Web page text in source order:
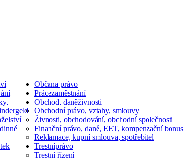
Občana právo
Prácezaměstnání
Obchod, daněživnosti
Obchodní právo, vztahy, smlouvy
Živnosti, obchodování, obchodní společnosti
Finanční právo, daně, EET, kompenzační bonus
Reklamace, kupní smlouva, spotřebitel
Trestníprávo
Trestní řízení